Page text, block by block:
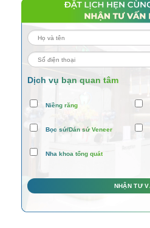
Dịch vụ bạn quan tâm
Niềng răng
Bọc sứ/Dán sứ Veneer
Nha khoa tổng quát